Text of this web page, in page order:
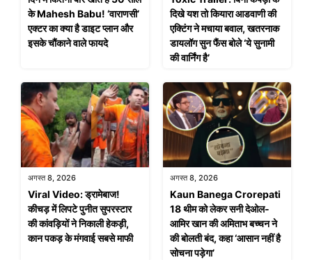
के Mahesh Babu! ‘वाराणसी’
एक्टर का क्या है डाइट प्लान और
इसके चौंकाने वाले फायदे
दिखे यश तो कियारा आडवाणी की
एक्टिंग ने मचाया बवाल, खतरनाक
डायलॉग सुन फैंस बोले ‘ये सुनामी
की वार्निंग है’
अगस्त 8, 2026
Viral Video: ड्रामेबाज!
कीचड़ में लिपटे पुनीत सुपरस्टार
की कांवड़ियों ने निकाली हेकड़ी,
कान पकड़ के मंगवाई सबसे माफी
अगस्त 8, 2026
Kaun Banega Crorepati
18 थीम को लेकर सनी देओल-
आमिर खान की अमिताभ बच्चन ने
की बोलती बंद, कहा ‘आसान नहीं है
सोचना पड़ेगा’